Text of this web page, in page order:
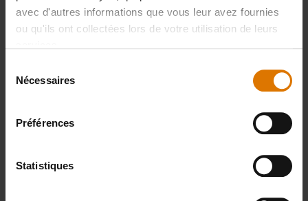
avec d'autres informations que vous leur avez fournies
ou qu'ils ont collectées lors de votre utilisation de leurs
Nécessaires
Préférences
Statistiques
Voir
détails